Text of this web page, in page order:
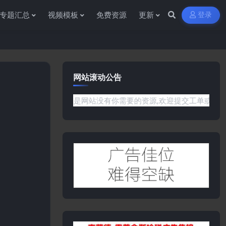
专题汇总 视频模板 免费资源 更新 登录
网站滚动公告
何问题或是网站没有你需要的资源,欢迎提交工单或是添加客服